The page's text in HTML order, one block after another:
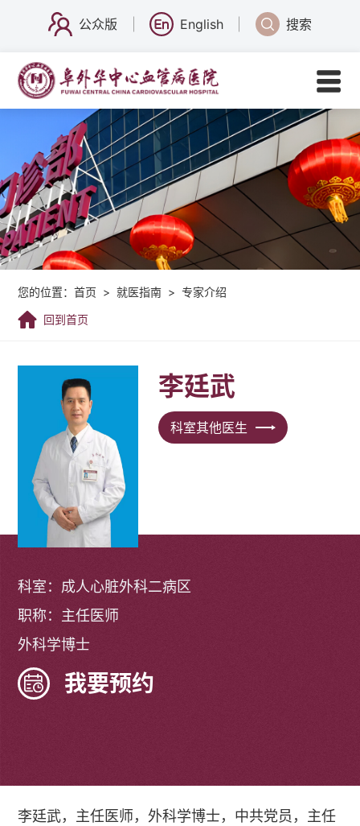
公众版 English 搜索
您的位置：首页 > 就医指南 > 专家介绍
回到首页
李廷武
科室其他医生
科室：成人心脏外科二病区
职称：主任医师
外科学博士
我要预约
李廷武，主任医师，外科学博士，中共党员，主任